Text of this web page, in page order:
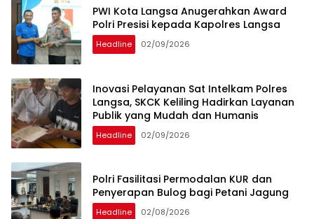
PWI Kota Langsa Anugerahkan Award
Polri Presisi kepada Kapolres Langsa
Headline 02/09/2026
Inovasi Pelayanan Sat Intelkam Polres
Langsa, SKCK Keliling Hadirkan Layanan
Publik yang Mudah dan Humanis
Headline 02/09/2026
Polri Fasilitasi Permodalan KUR dan
Penyerapan Bulog bagi Petani Jagung
Headline 02/08/2026